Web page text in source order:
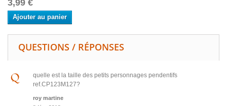
3,99 €
Ajouter au panier
QUESTIONS / RÉPONSES
quelle est la taille des petits personnages pendentifs
ref.CP123M127?
roy martine